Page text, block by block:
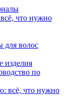
что нужно
для волос
изделия
по
всё, что нужно